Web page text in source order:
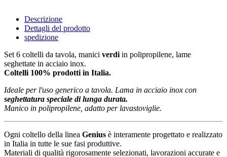
Descrizione
Dettagli del prodotto
spedizione
Set 6 coltelli da tavola, manici verdi in polipropilene, lame
seghettate in acciaio inox.
Coltelli 100% prodotti in Italia.
Ideale per l'uso generico a tavola. Lama in acciaio inox con
seghettatura speciale di lunga durata.
Manico in polipropilene, adatto per lavastoviglie.
Ogni coltello della linea Genius è interamente progettato e realizzato
in Italia in tutte le sue fasi produttive.
Materiali di qualità rigorosamente selezionati, lavorazioni accurate e